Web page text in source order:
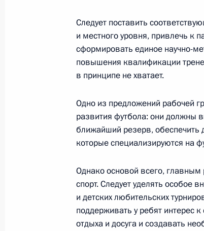
Рабочая встреча с
Меркушкиным
1 декабря 2015 года, 13:10 Москва,
30 ноября 2015 года,
Заявление для прессы и
Встреча с Президентом
30 ноября 2015 года, 20:50 Париж
Следует поставить
и местного уровня, привлечь к
сформировать единое научно-
повышения квалификации
в принципе не хватает.
Одно из предложений рабочей
развития футбола: они должны
ближайший резерв, обеспечить
которые специализируются на
Однако основой всего,
спорт. Следует уделять
и детских любительских
поддерживать у ребят интерес
отдыха и досуга и создавать